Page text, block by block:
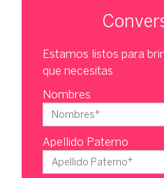
Estamos listos para
que necesitas
Nombres
Apellido Paterno